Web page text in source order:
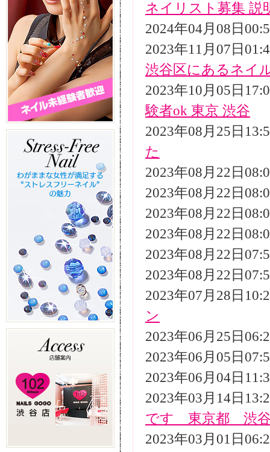
ネイリスト募集 説
2024年04月08日
2023年11月07日
渋谷区にあるネイ
2023年10月05日
験者ok 東京 渋谷
2023年08月25日
た
2023年08月22日
2023年08月22日
2023年08月22日
2023年08月22日
2023年08月22日
2023年08月22日
2023年07月28日
ン
2023年06月25日
2023年06月05日
2023年06月04日
2023年03月14日
です 東京都 渋
2023年03月01日